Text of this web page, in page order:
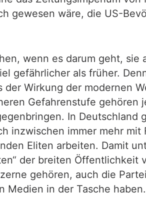
gewesen wäre, die US-
wenn es darum geht,
gefährlicher als früher.
Wirkung der modernen
Gefahrenstufe gehören
In
inzwischen immer mehr mit
Eliten arbeiten. Damit
der breiten
gehören, auch die
Medien in der Tasche haben.